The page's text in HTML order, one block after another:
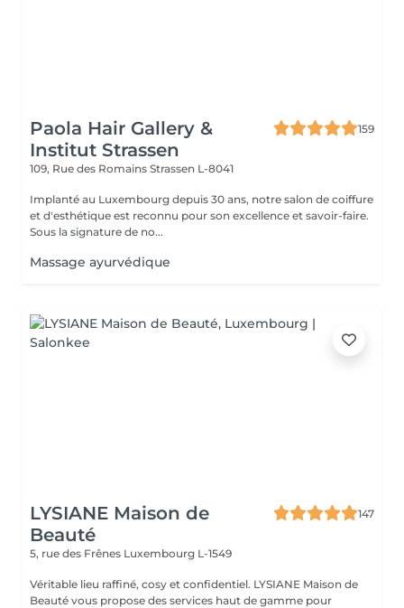
Paola Hair Gallery &
Institut Strassen
159
109, Rue des Romains Strassen L-8041
Implanté au Luxembourg depuis 30 ans, notre salon de coiffure
et d'esthétique est reconnu pour son excellence et savoir-faire.
Sous la signature de no...
Massage ayurvédique
LYSIANE Maison de
Beauté
147
5, rue des Frênes Luxembourg L-1549
Véritable lieu raffiné, cosy et confidentiel. LYSIANE Maison de
Beauté vous propose des services haut de gamme pour